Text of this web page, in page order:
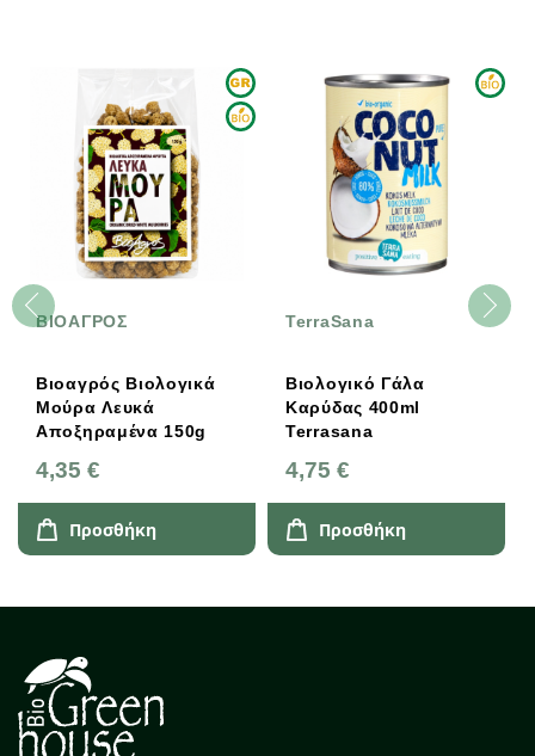
ΒΙΟΑΓΡΟΣ
Βιοαγρός Βιολογικά
Μούρα Λευκά
Αποξηραμένα 150g
4,35 €
Προσθήκη
TerraSana
Βιολογικό Γάλα
Καρύδας 400ml
Terrasana
4,75 €
Προσθήκη